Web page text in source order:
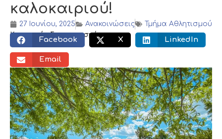
καλοκαιριού!
27 Ιουνίου, 2025 Ανακοινώσεις
Τμήμα Αθλητισμού
Κοινωνικός διαμοιρασμός:
Facebook X LinkedIn
Email